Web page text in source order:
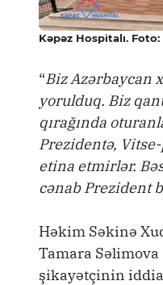
Kəpəz Hospitalı.
“Biz Azərbaycan
yorulduq. Biz
qırağında
Prezidentə,
etina etmirlər.
cənab Prezident
Həkim Səkinə
Tamara
şikayətçinin